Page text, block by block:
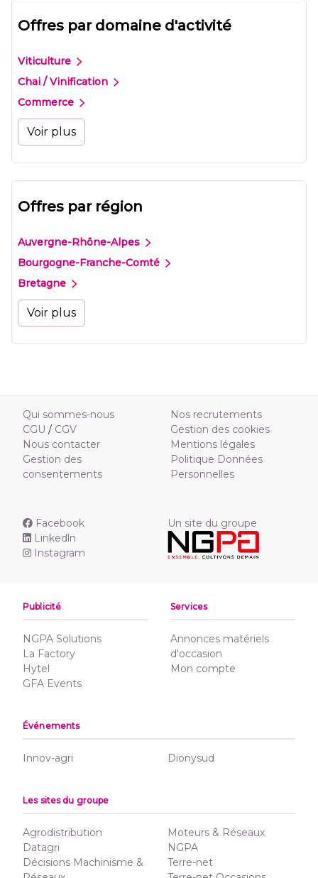
Offres par domaine d'activité
Viticulture
Chai / Vinification
Commerce
Voir plus
Offres par région
Auvergne-Rhône-Alpes
Bourgogne-Franche-Comté
Bretagne
Voir plus
Qui sommes-nous
CGU / CGV
Nous contacter
Gestion des
consentements
Nos recrutements
Gestion des cookies
Mentions légales
Politique Données
Personnelles
Facebook
Linkedln
Instagram
Un site du groupe
Publicité
NGPA Solutions
La Factory
Hytel
GFA Events
Services
Annonces matériels
d'occasion
Mon compte
Événements
Innov-agri Dionysud
Les sites du groupe
Agrodistribution
Datagri
Décisions Machinisme &
Moteurs & Réseaux
NGPA
Terre-net